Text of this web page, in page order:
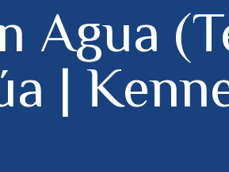
Agua
|
PARTICIPA
&
CONTACTOS